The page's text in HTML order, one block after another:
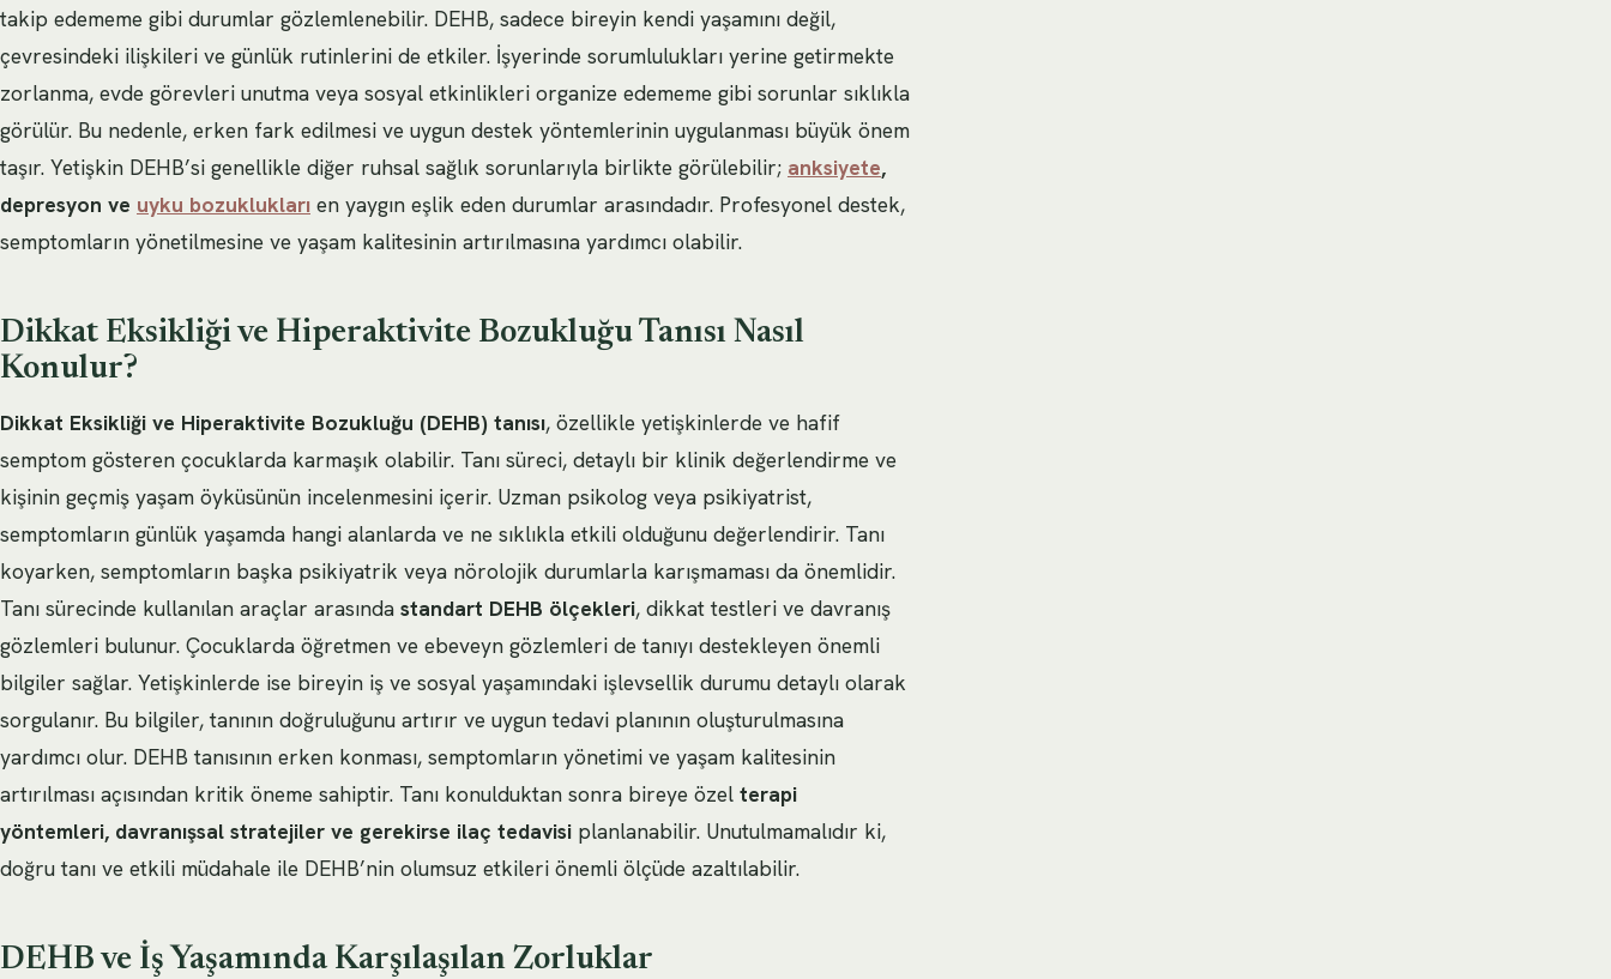
takip edememe gibi durumlar gözlemlenebilir. DEHB, sadece bireyin kendi yaşamını değil,
çevresindeki ilişkileri ve günlük rutinlerini de etkiler. İşyerinde sorumlulukları yerine getirmekte
zorlanma, evde görevleri unutma veya sosyal etkinlikleri organize edememe gibi sorunlar sıklıkla
görülür. Bu nedenle, erken fark edilmesi ve uygun destek yöntemlerinin uygulanması büyük önem
taşır. Yetişkin DEHB’si genellikle diğer ruhsal sağlık sorunlarıyla birlikte görülebilir; anksiyete,
depresyon ve uyku bozuklukları en yaygın eşlik eden durumlar arasındadır. Profesyonel destek,
semptomların yönetilmesine ve yaşam kalitesinin artırılmasına yardımcı olabilir.
Dikkat Eksikliği ve Hiperaktivite Bozukluğu Tanısı Nasıl
Konulur?
Dikkat Eksikliği ve Hiperaktivite Bozukluğu (DEHB) tanısı, özellikle yetişkinlerde ve hafif
semptom gösteren çocuklarda karmaşık olabilir. Tanı süreci, detaylı bir klinik değerlendirme ve
kişinin geçmiş yaşam öyküsünün incelenmesini içerir. Uzman psikolog veya psikiyatrist,
semptomların günlük yaşamda hangi alanlarda ve ne sıklıkla etkili olduğunu değerlendirir. Tanı
koyarken, semptomların başka psikiyatrik veya nörolojik durumlarla karışmaması da önemlidir.
Tanı sürecinde kullanılan araçlar arasında standart DEHB ölçekleri, dikkat testleri ve davranış
gözlemleri bulunur. Çocuklarda öğretmen ve ebeveyn gözlemleri de tanıyı destekleyen önemli
bilgiler sağlar. Yetişkinlerde ise bireyin iş ve sosyal yaşamındaki işlevsellik durumu detaylı olarak
sorgulanır. Bu bilgiler, tanının doğruluğunu artırır ve uygun tedavi planının oluşturulmasına
yardımcı olur. DEHB tanısının erken konması, semptomların yönetimi ve yaşam kalitesinin
artırılması açısından kritik öneme sahiptir. Tanı konulduktan sonra bireye özel terapi
yöntemleri, davranışsal stratejiler ve gerekirse ilaç tedavisi planlanabilir. Unutulmamalıdır ki,
doğru tanı ve etkili müdahale ile DEHB’nin olumsuz etkileri önemli ölçüde azaltılabilir.
DEHB ve İş Yaşamında Karşılaşılan Zorluklar